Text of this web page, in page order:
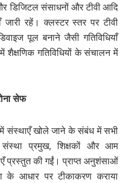
डिजिटल संसाधनों और टीवी आदि
जारी रहें। क्लस्टर स्तर पर टीवी
पूल बनाने जैसी गतिविधियाँ
शैक्षणिक गतिविधियों के संचालन में
सेफ
में संस्थाएँ खोले जाने के संबंध में सभी
संस्था प्रमुख, शिक्षकों और आम
प्रस्तुत की गईं। प्राप्त अनुशंसाओं
के आधार पर टीकाकरण कराया